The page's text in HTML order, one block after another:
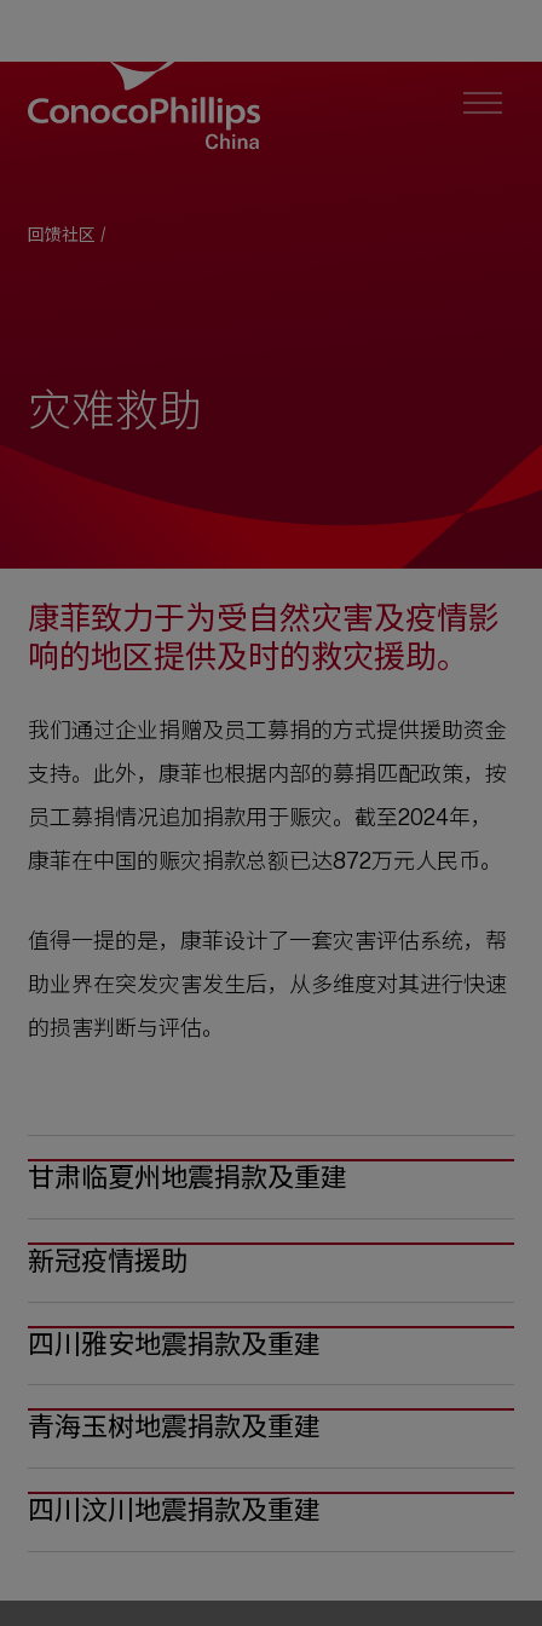
ConocoPhillips China
Menu
回馈社区 灾难救助
/
灾难救助
康菲致力于为受自然灾害及疫情影
响的地区提供及时的救灾援助。
我们通过企业捐赠及员工募捐的方式提供援助资金
支持。此外，康菲也根据内部的募捐匹配政策，按
员工募捐情况追加捐款用于赈灾。截至2024年，
康菲在中国的赈灾捐款总额已达872万元人民币。
值得一提的是，康菲设计了一套灾害评估系统，帮
助业界在突发灾害发生后，从多维度对其进行快速
的损害判断与评估。
甘肃临夏州地震捐款及重建
新冠疫情援助
四川雅安地震捐款及重建
青海玉树地震捐款及重建
四川汶川地震捐款及重建